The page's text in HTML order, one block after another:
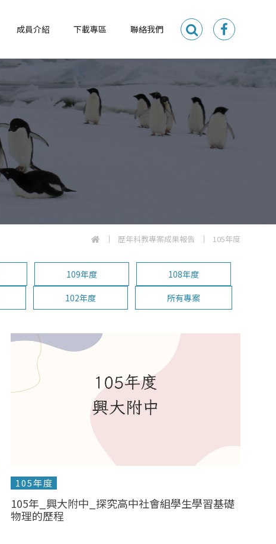
成員介紹 下載專區 聯絡我們
歷年科教專案成果報告 105年度
109年度
108年度
102年度 所有專案
105年度
105年_興大附中_探究高中社會組學生學習基礎
物理的歷程